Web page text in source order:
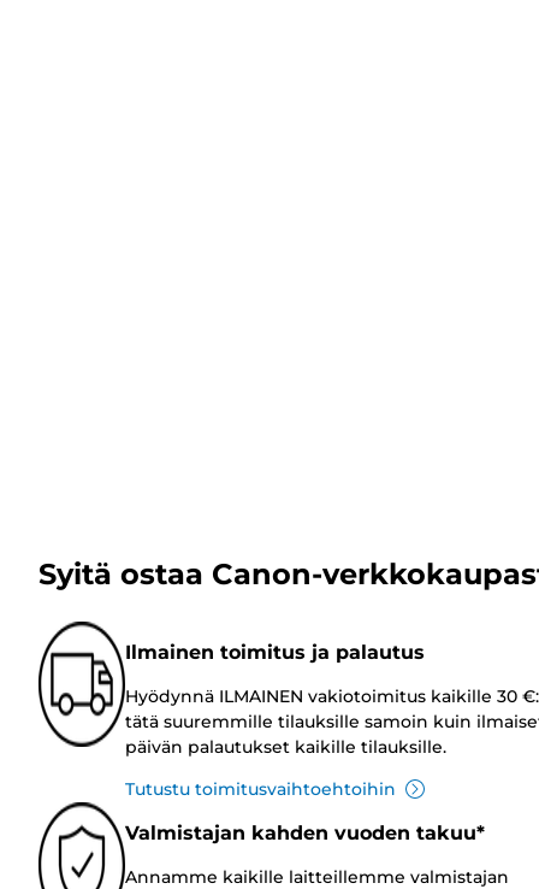
Syitä ostaa Canon-
Ilmainen toimitus ja palautus
Hyödynnä ILMAINEN vakiotoimitus kaikille 30
tätä suuremmille tilauksille samoin kuin
päivän palautukset kaikille tilauksille.
Tutustu toimitusvaihtoehtoihin
Valmistajan kahden vuoden takuu*
Annamme kaikille laitteillemme valmistajan